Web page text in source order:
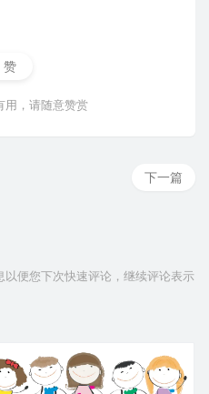
赞
用，请随意赞赏
下一篇
以便您下次快速评论，继续评论表示